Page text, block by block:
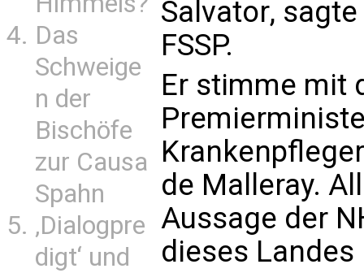
Das
Schweige
n der
Bischöfe
zur Causa
Spahn
‚Dialogpre
digt‘ und
Salvator,
FSSP.
Er stimme mit
de Malleray.
Aussage der
dieses